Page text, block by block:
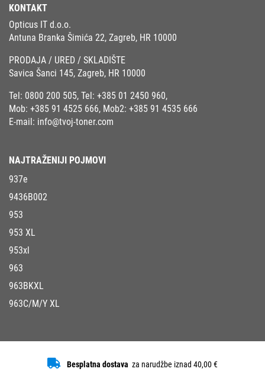
KONTAKT
Opticus IT d.o.o.
Antuna Branka Šimića 22, Zagreb, HR 10000
PRODAJA / URED / SKLADIŠTE
Savica Šanci 145, Zagreb, HR 10000
Tel: 0800 200 505, Tel: +385 01 2450 960,
Mob: +385 91 4525 666, Mob2: +385 91 4535 666
E-mail: info@tvoj-toner.com
NAJTRAŽENIJI POJMOVI
937e
9436B002
953
953 XL
953xl
963
963BKXL
963C/M/Y XL
Besplatna dostava za narudžbe iznad 40,00 €